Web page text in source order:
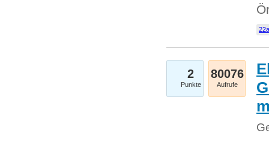
2
Punkte
80076
Aufrufe